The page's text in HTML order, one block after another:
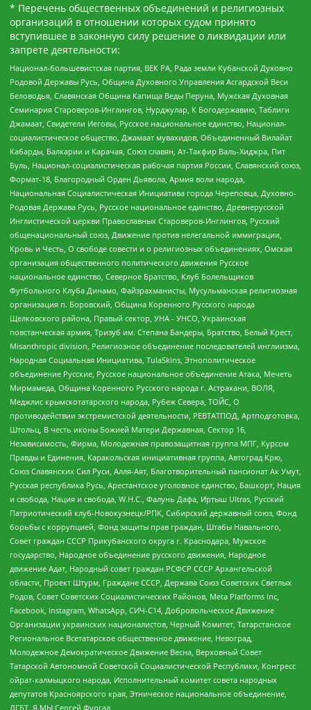
* Перечень общественных объединений и религиозных
организаций в отношении которых судом принято
вступившее в законную силу решение о ликвидации или
запрете деятельности:
Национал-большевистская партия, ВЕК РА, Рада земли Кубанской Духовно
Родовой Державы Русь, Община Духовного Управления Асгардской Веси
Беловодья, Славянская Община Капища Веды Перуна, Мужская Духовная
Семинария Староверов-Инглингов, Нурджулар, К Богодержавию, Таблиги
Джамаат, Свидетели Иеговы, Русское национальное единство, Национал-
социалистическое общество, Джамаат мувахидов, Объединенный Вилайат
Кабарды, Балкарии и Карачая, Союз славян, Ат-Такфир Валь-Хиджра, Пит
Буль, Национал-социалистическая рабочая партия России, Славянский союз,
Формат-18, Благородный Орден Дьявола, Армия воли народа,
Национальная Социалистическая Инициатива города Череповца, Духовно-
Родовая Держава Русь, Русское национальное единство, Древнерусской
Инглистической церкви Православных Староверов-Инглингов, Русский
общенациональный союз, Движение против нелегальной иммиграции,
Кровь и Честь, О свободе совести и о религиозных объединениях, Омская
организация общественного политического движения Русское
национальное единство, Северное Братство, Клуб Болельщиков
Футбольного Клуба Динамо, Файзрахманисты, Мусульманская религиозная
организация п. Боровский, Община Коренного Русского народа
Щелковского района, Правый сектор, УНА - УНСО, Украинская
повстанческая армия, Тризуб им. Степана Бандеры, Братство, Белый Крест,
Misanthropic division, Религиозное объединение последователей инглиизма,
Народная Социальная Инициатива, TulaSkins, Этнополитическое
объединение Русские, Русское национальное объединение Атака, Мечеть
Мирмамеда, Община Коренного Русского народа г. Астрахани, ВОЛЯ,
Меджлис крымскотатарского народа, Рубеж Севера, ТОЙС, О
противодействии экстремистской деятельности, РЕВТАТПОД, Артподготовка,
Штольц, В честь иконы Божией Матери Державная, Сектор 16,
Независимость, Фирма, Молодежная правозащитная группа МПГ, Курсом
Правды и Единения, Каракольская инициативная группа, Автоград Крю,
Союз Славянских Сил Руси, Алля-Аят, Благотворительный пансионат Ак Умут,
Русская республика Русь, Арестантское уголовное единство, Башкорт, Нация
и свобода, Нация и свобода, W.H.С., Фалунь Дафа, Иртыш Ultras, Русский
Патриотический клуб-Новокузнецк/РПК, Сибирский державный союз, Фонд
борьбы с коррупцией, Фонд защиты прав граждан, Штабы Навального,
Совет граждан СССР Прикубанского округа г. Краснодара, Мужское
государство, Народное объединение русского движения, Народное
движение Адат, Народный совет граждан РСФСР СССР Архангельской
области, Проект Штурм, Граждане СССР, Держава Союз Советских Светлых
Родов, Совет Советских Социалистических Районов, Meta Platforms Inc,
Facebook, Instagram, WhatsApp, СИЧ-С14, Добровольческое Движение
Организации украинских националистов, Черный Комитет, Татарстанское
Региональное Всетатарское общественное движение, Невоград,
Молодежное Демократическое Движение Весна, Верховный Совет
Татарской Автономной Советской Социалистической Республики, Конгресс
ойрат-калмыцкого народа, Исполнительный комитет совета народных
депутатов Красноярского края, Этническое национальное объединение,
ЛГБТ, Я.МЫ Сергей Фургал